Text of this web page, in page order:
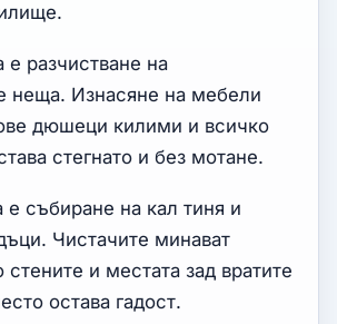
е разчистване на
неща. Изнасяне на мебели
дюшеци килими и всичко
стегнато и без мотане.
е събиране на кал тиня и
Чистачите минават
стените и местата зад вратите
остава гадост.